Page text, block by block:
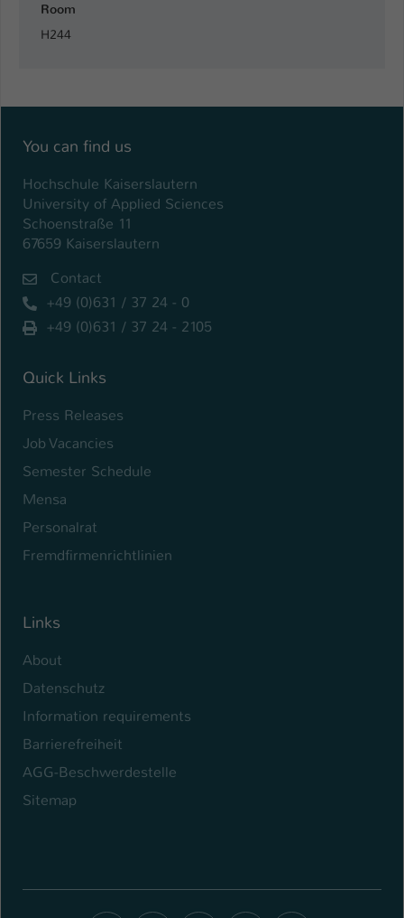
Room
H244
You can find us
Hochschule Kaiserslautern
University of Applied Sciences
Schoenstraße 11
67659 Kaiserslautern
Contact
+49 (0)631 / 37 24 - 0
+49 (0)631 / 37 24 - 2105
Quick Links
Press Releases
Job Vacancies
Semester Schedule
Mensa
Personalrat
Fremdfirmenrichtlinien
Links
About
Datenschutz
Information requirements
Barrierefreiheit
AGG-Beschwerdestelle
Sitemap